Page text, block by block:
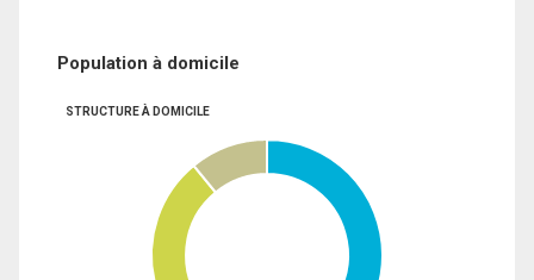
Population à domicile
STRUCTURE À DOMICILE